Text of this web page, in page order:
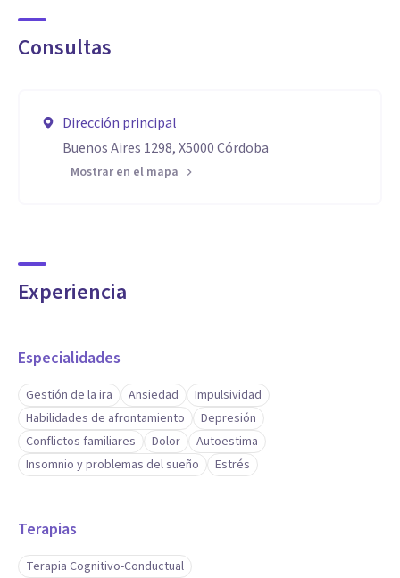
Consultas
Dirección principal
Buenos Aires 1298, X5000 Córdoba
Mostrar en el mapa
Experiencia
Especialidades
Gestión de la ira Ansiedad
Impulsividad
Habilidades de afrontamiento
Depresión
Conflictos familiares
Dolor
Autoestima
Insomnio y problemas del sueño
Estrés
Terapias
Terapia Cognitivo-Conductual